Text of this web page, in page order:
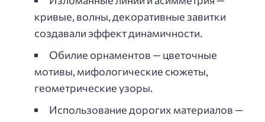
кривые, волны, декоративные завитки
создавали эффект динамичности.
Обилие орнаментов — цветочные
мотивы, мифологические сюжеты,
геометрические узоры.
Использование дорогих материалов —